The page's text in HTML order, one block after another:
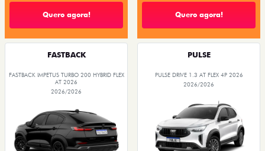
Quero agora! Quero agora!
FASTBACK
FASTBACK IMPETUS TURBO 200 HYBRID FLEX
AT 2026
2026/2026
PULSE
PULSE DRIVE 1.3 AT FLEX 4P 2026
2026/2026